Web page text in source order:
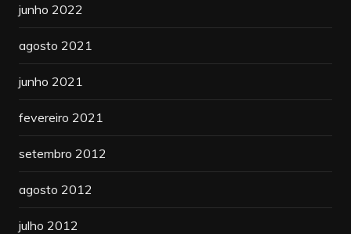
junho 2022
agosto 2021
junho 2021
fevereiro 2021
setembro 2012
agosto 2012
julho 2012